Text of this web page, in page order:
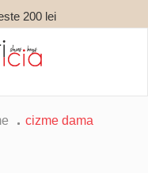
200 lei
cizme dama